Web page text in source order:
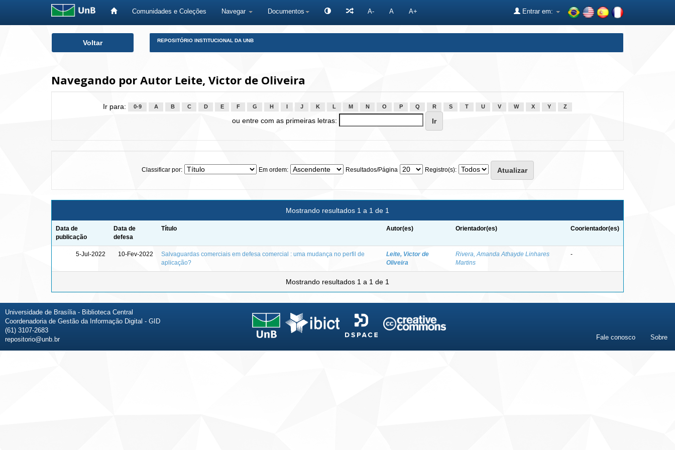
Comunidades e Coleções Navegar Documentos A- A A+ Entrar em:
Voltar REPOSITÓRIO INSTITUCIONAL DA UNB
Navegando por Autor Leite, Victor de Oliveira
Ir para: 0-9 A B C D E F G H J K L M N O P Q R S T U V W X Y Z
ou entre com as primeiras letras:
Classificar por: Em ordem: Resultados/Página Registro(s):
Mostrando resultados 1 a 1 de 1
Data de
publicação
Data de
defesa
Título Autor(es) Orientador(es) Coorientador(es)
5-Jul-2022 10-Fev-2022
Salvaguardas comerciais em defesa comercial : uma mudança no perfil de
aplicação?
Leite, Victor de
Oliveira
Rivera, Amanda Athayde Linhares
Martins
-
Mostrando resultados 1 a 1 de 1
Universidade de Brasília - Biblioteca Central
Coordenadoria de Gestão da Informação Digital - GID
(61) 3107-2683
repositorio@unb.br
Fale conosco Sobre